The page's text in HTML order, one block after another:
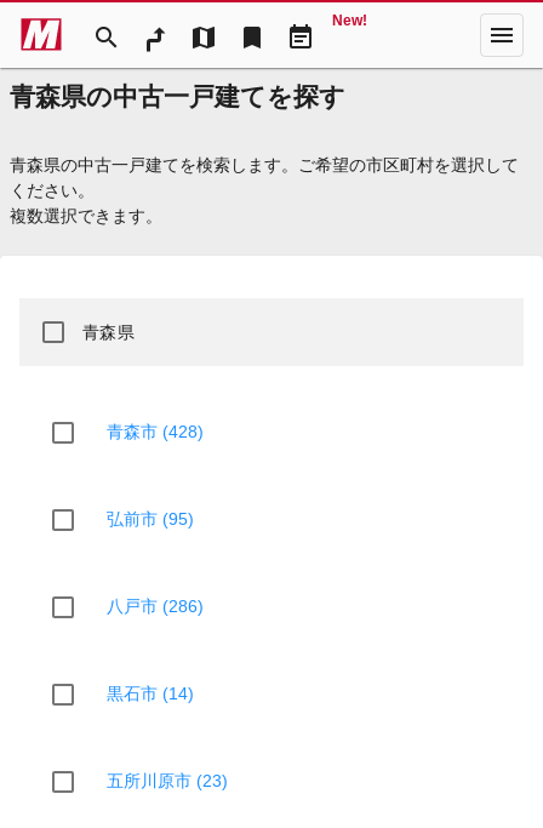
search map bookmark event_note
New! menu
青森県の中古一戸建てを探す
青森県の中古一戸建てを検索します。ご希望の市区町村を選択して
ください。
複数選択できます。
青森県
青森市 (428)
弘前市 (95)
八戸市 (286)
黒石市 (14)
五所川原市 (23)